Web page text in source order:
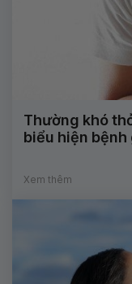
Thường khó
biểu hiện bệnh
Xem thêm